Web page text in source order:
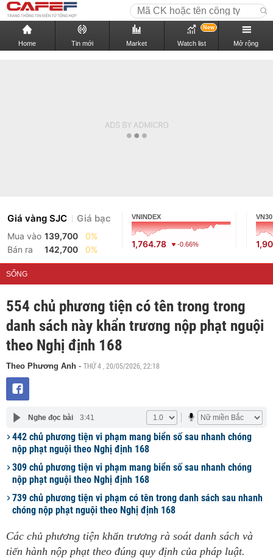
Home Tin mới Market Watch list
New
Mở rộng
Giá vàng SJC Giá bạc
Mua vào 139,700
0%
Bán ra
142,700 0%
VNINDEX
1,764.78 -0.66%
VN30
SỐNG
554 chủ phương tiện có tên trong trong
danh sách này khẩn trương nộp phạt nguội
theo Nghị định 168
Theo Phương Anh - THỨ 4 , 20/05/2026, 22:18
Nghe đọc bài 3:41
442 chủ phương tiện vi phạm mang biển số sau nhanh chóng
nộp phạt nguội theo Nghị định 168
309 chủ phương tiện vi phạm mang biển số sau nhanh chóng
nộp phạt nguội theo Nghị định 168
739 chủ phương tiện vi phạm có tên trong danh sách sau nhanh
chóng nộp phạt nguội theo Nghị định 168
Các chủ phương tiện khẩn trương rà soát danh sách và
tiến hành nộp phạt theo đúng quy định của pháp luật.